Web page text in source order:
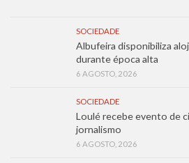
SOCIEDADE
Albufeira disponibiliza
durante época alta
6 AGOSTO, 2026
SOCIEDADE
Loulé recebe evento de
jornalismo
6 AGOSTO, 2026